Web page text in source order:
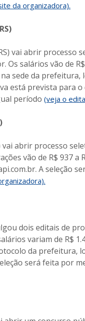
da organizadora).
vai abrir processo
salários vão de
sede da prefeitura,
está prevista para
período (veja o
abrir processo
vão de R$ 937 a
A seleção
dois editais de
variam de R$
da prefeitura,
será feita por